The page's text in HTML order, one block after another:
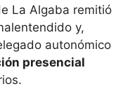
La Algaba remitió
y,
autonómico
presencial